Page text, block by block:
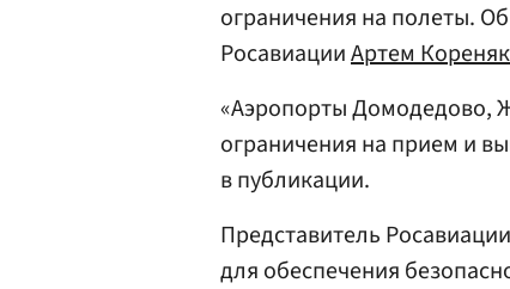
ограничения на полеты.
РосавиацииАртем
«Аэропорты Домодедово,
ограничения на прием и
в публикации.
Представитель
для обеспечения